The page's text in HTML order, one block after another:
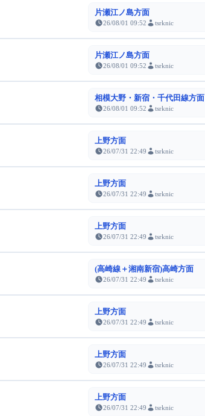
片瀬江ノ島方面
26/08/01 09:52 tsrknic
片瀬江ノ島方面
26/08/01 09:52 tsrknic
相模大野・新宿・千代田線方面
26/08/01 09:52 tsrknic
上野方面
26/07/31 22:49 tsrknic
上野方面
26/07/31 22:49 tsrknic
上野方面
26/07/31 22:49 tsrknic
(高崎線＋湘南新宿)高崎方面
26/07/31 22:49 tsrknic
上野方面
26/07/31 22:49 tsrknic
上野方面
26/07/31 22:49 tsrknic
上野方面
26/07/31 22:49 tsrknic